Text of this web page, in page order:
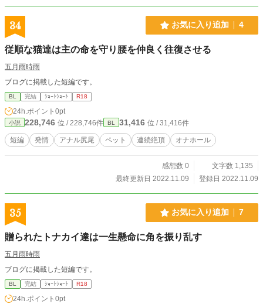
34 お気に入り追加 4
従順な猫達は主の命を守り腰を仲良く往復させる
五月雨時雨
ブログに掲載した短編です。
BL 完結 ｼｮｰﾄｼｮｰﾄ R18
24h.ポイント 0pt
小説 228,746 位 / 228,746件 BL 31,416 位 / 31,416件
短編 発情 アナル尻尾 ペット 連続絶頂 オナホール
感想数 0
文字数 1,135
最終更新日 2022.11.09
登録日 2022.11.09
35 お気に入り追加 7
贈られたトナカイ達は一生懸命に角を振り乱す
五月雨時雨
ブログに掲載した短編です。
BL 完結 ｼｮｰﾄｼｮｰﾄ R18
24h.ポイント 0pt